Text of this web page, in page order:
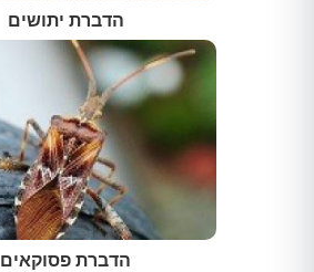
הדברת יתושים
הדברת פסוקאים